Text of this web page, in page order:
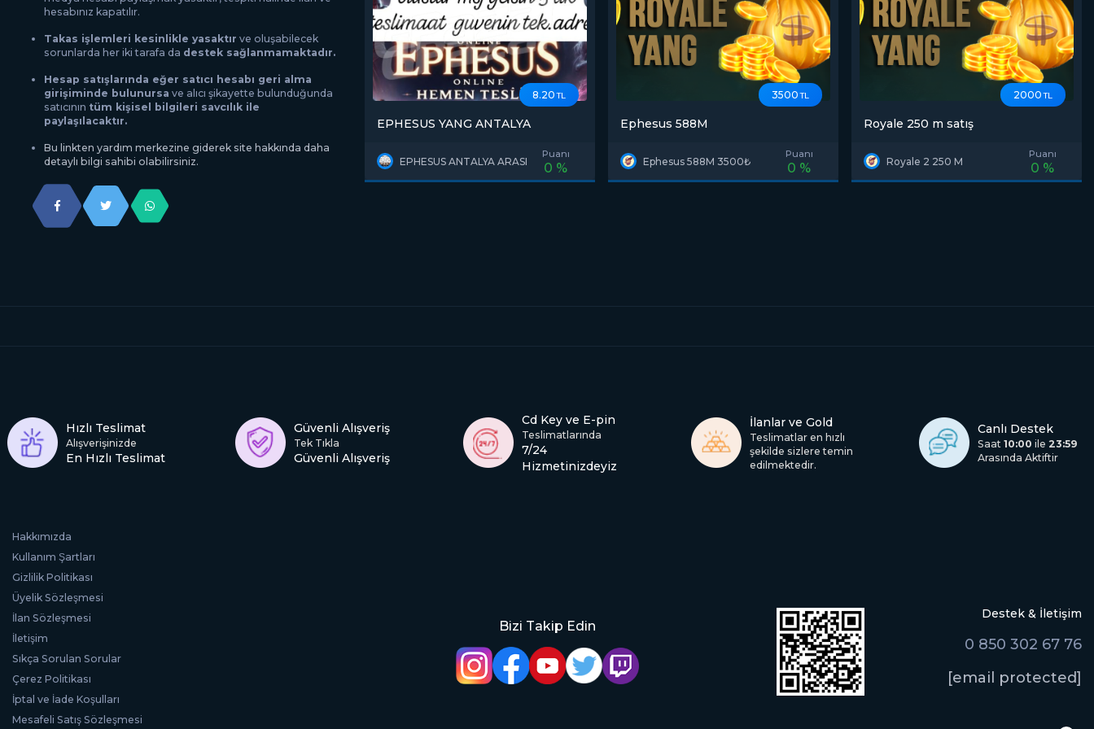
hesabınız kapatılır.
Takas işlemleri kesinlikle yasaktır ve oluşabilecek
sorunlarda her iki tarafa da destek sağlanmamaktadır.
Hesap satışlarında eğer satıcı hesabı geri alma
girişiminde bulunursa ve alıcı şikayette bulunduğunda
satıcının tüm kişisel bilgileri savcılık ile
paylaşılacaktır.
Bu linkten yardım merkezine giderek site hakkında daha
detaylı bilgi sahibi olabilirsiniz.
8.20 TL
EPHESUS YANG ANTALYA
EPHESUS ANTALYA ARASI
Puanı
0 %
3500 TL
Ephesus 588M
Ephesus 588M 3500₺
Puanı
0 %
2000 TL
Royale 250 m satış
Royale 2 250 M
Puanı
0 %
Hızlı Teslimat
Alışverişinizde
En Hızlı Teslimat
Güvenli Alışveriş
Tek Tıkla
Güvenli Alışveriş
Cd Key ve E-pin
Teslimatlarında
7/24
Hizmetinizdeyiz
İlanlar ve Gold
Teslimatlar en hızlı
şekilde sizlere temin
edilmektedir.
Canlı Destek
Saat 10:00 ile 23:59
Arasında Aktiftir
Hakkımızda
Kullanım Şartları
Gizlilik Politikası
Üyelik Sözleşmesi
İlan Sözleşmesi
İletişim
Sıkça Sorulan Sorular
Çerez Politikası
İptal ve İade Koşulları
Mesafeli Satış Sözleşmesi
Bizi Takip Edin
Destek & İletişim
0 850 302 67 76
[email protected]